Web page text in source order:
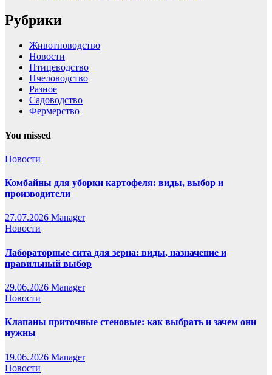
Рубрики
Животноводство
Новости
Птицеводство
Пчеловодство
Разное
Садоводство
Фермерство
You missed
Новости
Комбайны для уборки картофеля: виды, выбор и
производители
27.07.2026 Manager
Новости
Лабораторные сита для зерна: виды, назначение и
правильный выбор
29.06.2026 Manager
Новости
Клапаны приточные стеновые: как выбрать и зачем они
нужны
19.06.2026 Manager
Новости